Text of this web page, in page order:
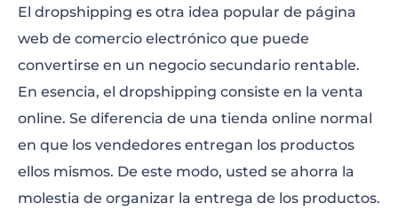
El dropshipping es otra idea popular de página
web de comercio electrónico que puede
convertirse en un negocio secundario rentable.
En esencia, el dropshipping consiste en la venta
online. Se diferencia de una tienda online normal
en que los vendedores entregan los productos
ellos mismos. De este modo, usted se ahorra la
molestia de organizar la entrega de los productos.